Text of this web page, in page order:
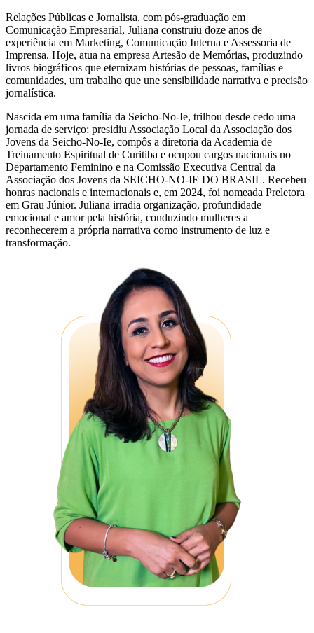
Relações Públicas e Jornalista, com pós-graduação em
Comunicação Empresarial, Juliana construiu doze anos de
experiência em Marketing, Comunicação Interna e Assessoria de
Imprensa. Hoje, atua na empresa Artesão de Memórias, produzindo
livros biográficos que eternizam histórias de pessoas, famílias e
comunidades, um trabalho que une sensibilidade narrativa e precisão
jornalística.
Nascida em uma família da Seicho-No-Ie, trilhou desde cedo uma
jornada de serviço: presidiu Associação Local da Associação dos
Jovens da Seicho-No-Ie, compôs a diretoria da Academia de
Treinamento Espiritual de Curitiba e ocupou cargos nacionais no
Departamento Feminino e na Comissão Executiva Central da
Associação dos Jovens da SEICHO-NO-IE DO BRASIL. Recebeu
honras nacionais e internacionais e, em 2024, foi nomeada Preletora
em Grau Júnior. Juliana irradia organização, profundidade
emocional e amor pela história, conduzindo mulheres a
reconhecerem a própria narrativa como instrumento de luz e
transformação.